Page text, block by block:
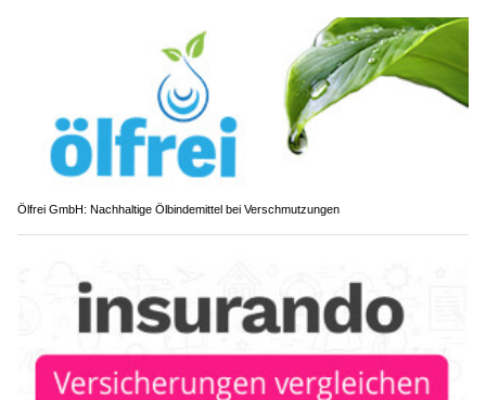
Ölfrei GmbH: Nachhaltige Ölbindemittel bei Verschmutzungen